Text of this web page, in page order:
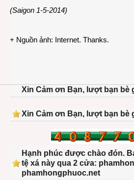
(Saigon 1-5-2014)
+ Nguồn ảnh: Internet. Thanks.
Xin Cảm ơn Bạn, lượt bạn bè
Xin Cảm ơn Bạn, lượt bạn bè
Hạnh phúc được chào đón.
tệ xá này qua 2 cửa:
phamhongphuoc.net